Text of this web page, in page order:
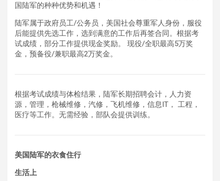
国陆军的种种优势和机遇！
陆军属于政府员工/公务员，美国社会尊重军人身份，服役
后能提供先选工作，选到满意的工作后再签合同。根据考
试成绩，部分工作提供现金奖励。 现役/全职最高5万奖
金，预备役/兼职最高2万奖金。
根据考试成绩与体检结果，陆军长期招聘会计，人力资
源，管理，枪械维修，汽修，飞机维修，信息IT， 工程，
医疗等工作。无需经验，部队会提供训练。
美国陆军的衣食住行
生活上